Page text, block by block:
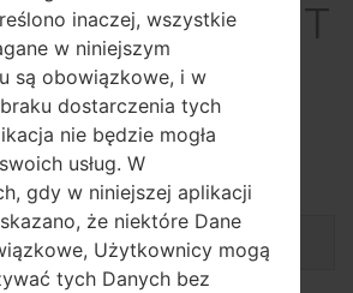
X style
układowego dla
inaczej, wszystkie
w niniejszym
są obowiązkowe, i w
dostarczenia tych
nie będzie mogła
usług. W
gdy w niniejszej aplikacji
że niektóre Dane
Użytkownicy mogą
tych Danych bez